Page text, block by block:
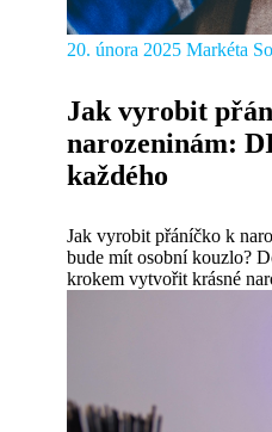
20. února 2025 Markéta
Jak vyrobit
narozeninám:
každého
Jak vyrobit přáníčko k
bude mít osobní kouzlo?
krokem vytvořit krásné